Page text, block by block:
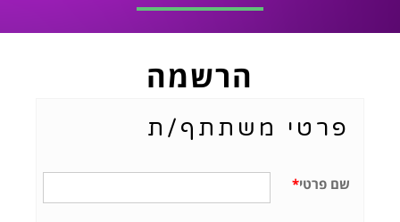
הרשמה
פרטי משתתף/ת
*שם פרטי